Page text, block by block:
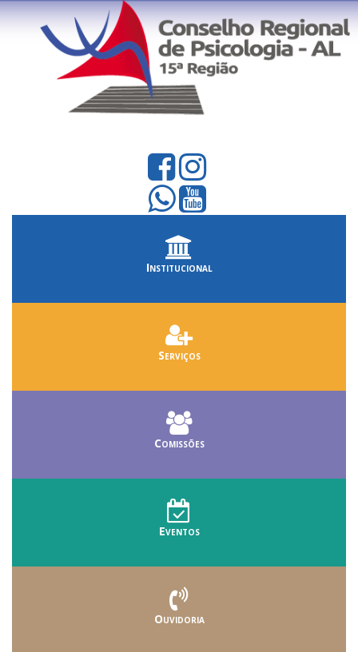
Institucional
Serviços
Comissões
Eventos
Ouvidoria